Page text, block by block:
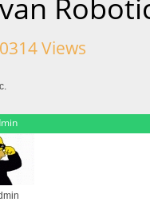
Views